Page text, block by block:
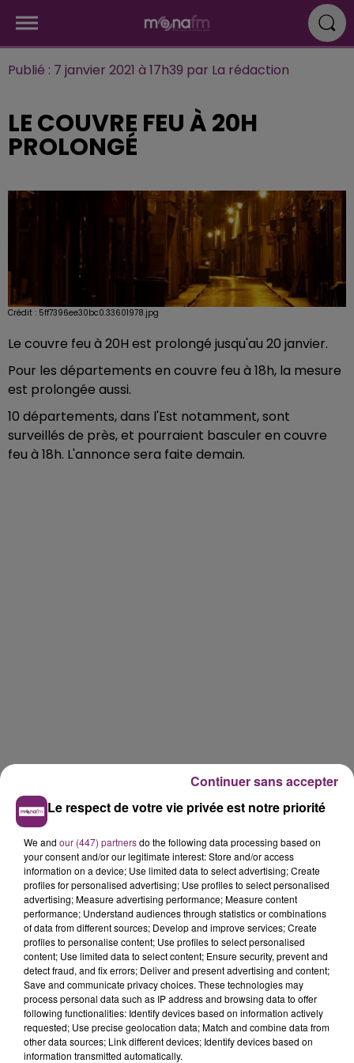
Publié : 7 janvier 2021 à 17h39 par La rédaction
LE COUVRE FEU À 20H
PROLONGÉ
Crédit : 5ff7396ee30bc0.33601978.jpg
Le couvre feu à 20H est prolongé jusqu'au 20 janvier.
Pour les départements en couvre feu à 18h, la mesure
est prolongée aussi.
10 départements, dans l'Est notamment, sont
surveillés de près, et pourraient basculer en couvre
feu à 18h. L'annonce sera faite demain.
La Bulle - Guinguette éphémère
de Frelinghien !
éclipse solaire du 12 Août 2026
Le respect de votre vie privée est notre priorité
We and our (447) partnersdo the following data processing based on
your consent and/or our legitimate interest: Store and/or access
information on a device; Use limited data to select advertising; Create
profiles for personalised advertising; Use profiles to select personalised
advertising; Measure advertising performance; Measure content
performance; Understand audiences through statistics or combinations
of data from different sources; Develop and improve services; Create
profiles to personalise content; Use profiles to select personalised
content; Use limited data to select content; Ensure security, prevent and
detect fraud, and fix errors; Deliver and present advertising and content;
Save and communicate privacy choices. These technologies may
process personal data such as IP address and browsing data to offer
following functionalities: Identify devices based on information actively
requested; Use precise geolocation data; Match and combine data from
other data sources; Link different devices; Identify devices based on
information transmitted automatically.
Continuer sans accepter